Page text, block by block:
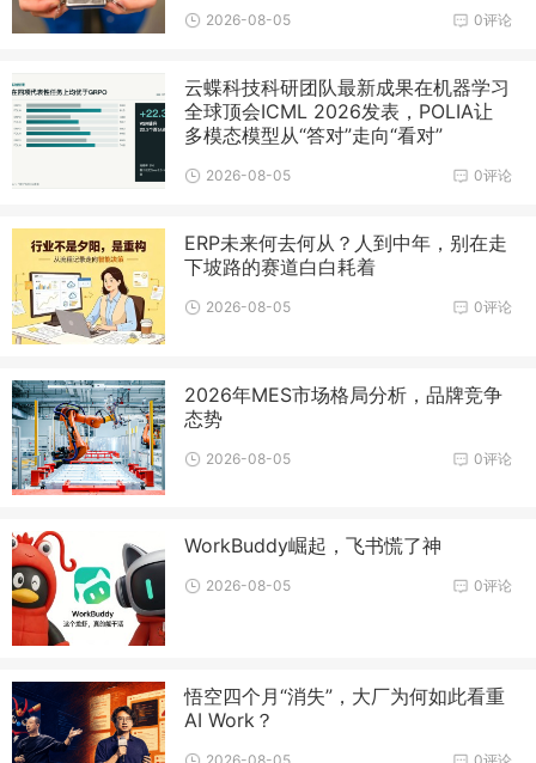
0评论
2026-08-05
云蝶科技科研团队最新成果在机器学习
全球顶会ICML 2026发表，POLIA让
多模态模型从“答对”走向“看对”
0评论
2026-08-05
ERP未来何去何从？人到中年，别在走
下坡路的赛道白白耗着
0评论
2026-08-05
2026年MES市场格局分析，品牌竞争
态势
0评论
2026-08-05
WorkBuddy崛起，飞书慌了神
0评论
2026-08-05
悟空四个月“消失”，大厂为何如此看重
AI Work？